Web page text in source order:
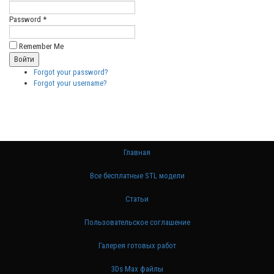
Password *
Remember Me
Forgot your password?
Forgot your username?
Главная
Все бесплатные STL модели
Статьи
Пользовательское соглашение
Галерея готовых работ
3Ds Max файлы